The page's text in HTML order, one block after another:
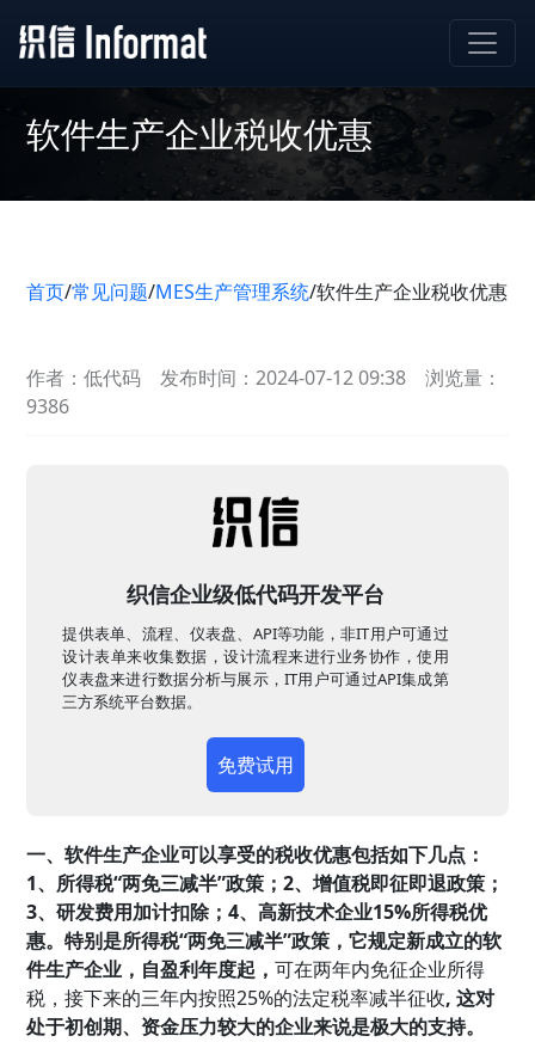
软件生产企业税收优惠
首页/常见问题/MES生产管理系统/软件生产企业税收优惠
作者：低代码 发布时间：2024-07-12 09:38
浏览量：
9386
织信企业级低代码开发平台
提供表单、流程、仪表盘、API等功能，非IT用户可通过
设计表单来收集数据，设计流程来进行业务协作，使用
仪表盘来进行数据分析与展示，IT用户可通过API集成第
三方系统平台数据。
免费试用
一、软件生产企业可以享受的税收优惠包括如下几点：
1、所得税“两免三减半”政策；2、增值税即征即退政策；
3、研发费用加计扣除；4、高新技术企业15%所得税优
惠。特别是所得税“两免三减半”政策，它规定新成立的软
件生产企业，自盈利年度起，可在两年内免征企业所得
税，接下来的三年内按照25%的法定税率减半征收, 这对
处于初创期、资金压力较大的企业来说是极大的支持。